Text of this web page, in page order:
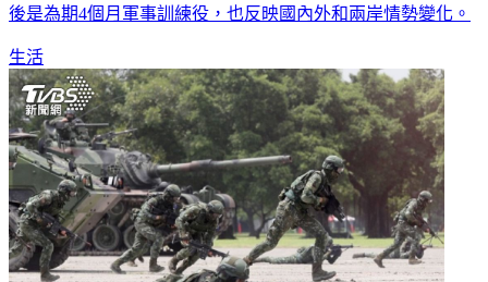
1951年起曾長達3年，後因精實案，從2年陸續下修至1年，最
生活